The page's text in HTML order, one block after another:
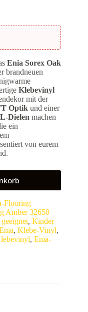
Enia Sorex Oak
brandneuen
Klebevinyl
mit der
Optik und einer
Dielen machen
ein
von eurem
Flooring
Amber 32650
, Kinder
, Klebe-Vinyl,
, Enia-